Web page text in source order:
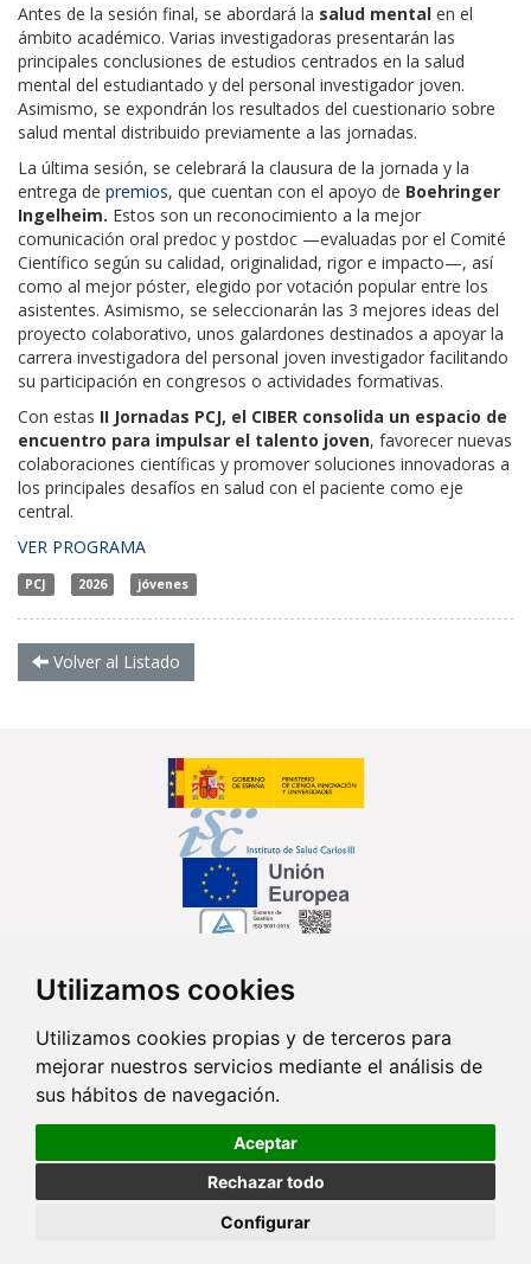
Utilizamos cookies
Utilizamos cookies propias y de terceros para
mejorar nuestros servicios mediante el análisis de
sus hábitos de navegación.
Aceptar
Rechazar todo
Configurar
Antes de la sesión final, se abordará la salud mental en el
ámbito académico. Varias investigadoras presentarán las
principales conclusiones de estudios centrados en la salud
mental del estudiantado y del personal investigador joven.
Asimismo, se expondrán los resultados del cuestionario sobre
salud mental distribuido previamente a las jornadas.
La última sesión, se celebrará la clausura de la jornada y la
entrega de premios, que cuentan con el apoyo de Boehringer
Ingelheim. Estos son un reconocimiento a la mejor
comunicación oral predoc y postdoc —evaluadas por el Comité
Científico según su calidad, originalidad, rigor e impacto—, así
como al mejor póster, elegido por votación popular entre los
asistentes. Asimismo, se seleccionarán las 3 mejores ideas del
proyecto colaborativo, unos galardones destinados a apoyar la
carrera investigadora del personal joven investigador facilitando
su participación en congresos o actividades formativas.
Con estas II Jornadas PCJ, el CIBER consolida un espacio de
encuentro para impulsar el talento joven, favorecer nuevas
colaboraciones científicas y promover soluciones innovadoras a
los principales desafíos en salud con el paciente como eje
central.
VER PROGRAMA
PCJ 2026 jóvenes
Volver al Listado
Síguenos en...
Contacto
Av. Monforte de Lemos, 3-5. Pabellón 11. Planta 0 28029 Madrid
info@ciberisciii.es
Política de Privacidad
| Portal de Transparencia